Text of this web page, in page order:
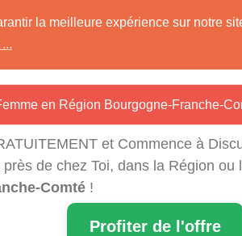
la meilleure expérience sur notre
Région
Près de chez Vous !
en Région Bourgogne-Franche-
et Commence à
de chez Toi, dans la Région ou
Comté !
Profiter de l'offre